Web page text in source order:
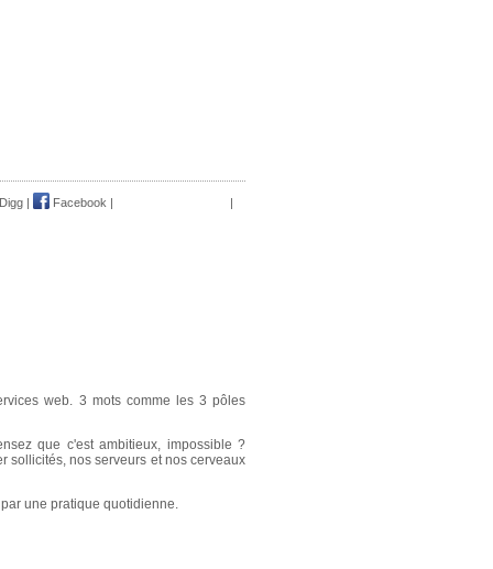
Digg | Facebook |
|
web. 3 mots comme les 3 pôles
que c'est ambitieux, impossible ?
sollicités, nos serveurs et nos cerveaux
une pratique quotidienne.